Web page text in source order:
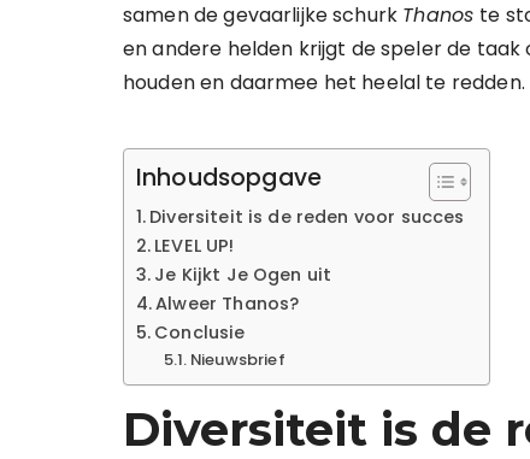
samen de gevaarlijke schurk Thanos te
en andere helden krijgt de speler de
houden en daarmee het heelal te redden.
Inhoudsopgave
Diversiteit is de reden voor succes
LEVEL UP!
Je Kijkt Je Ogen uit
Alweer Thanos?
Conclusie
Nieuwsbrief
Diversiteit is de